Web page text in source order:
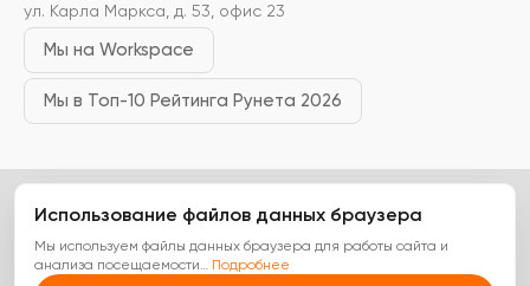
ул. Карла Маркса, д. 53, офис 23
Мы на Workspace
Мы в Топ-10 Рейтинга Рунета 2026
ООО «Цифровые Технологии»ИНН 3666268630ОГРН 1233600018410
Аккредитация Минцифры № 52007
Политика конфиденциальности Оферта на доработки
Оферта на ИТ-услугиКарта сайта
Использование файлов данных браузера
Мы используем файлы данных браузера для работы сайта и
анализа посещаемости… Подробнее